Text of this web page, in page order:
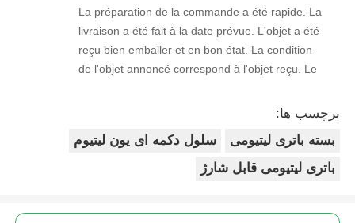
La préparation de la commande a été rapide. La
livraison a été fait à la date prévue. L'objet a été
reçu bien emballer et en bon état. La condition
de l'objet annoncé correspond à l'objet reçu. Le
برچسب ها:
بسته باتری لیتیومی
سلول دکمه ای یون لیتیوم
باتری لیتیومی قابل شارژ